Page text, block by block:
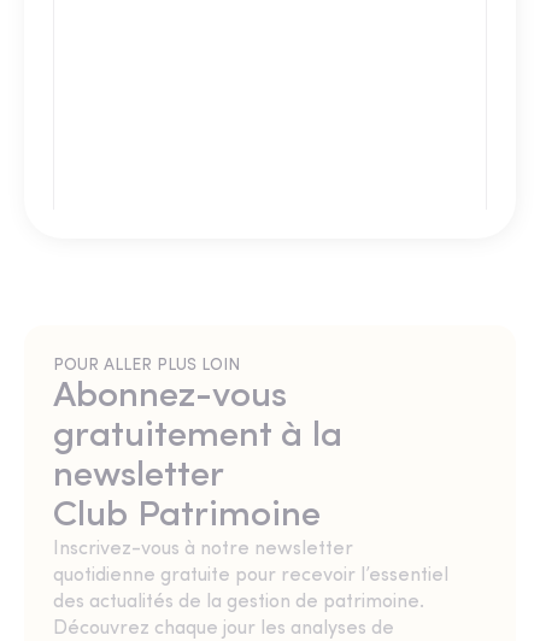
POUR ALLER PLUS LOIN
Abonnez-vous
gratuitement à la
newsletter
Club Patrimoine
Inscrivez-vous à notre newsletter
quotidienne gratuite pour recevoir l’essentiel
des actualités de la gestion de patrimoine.
Découvrez chaque jour les analyses de